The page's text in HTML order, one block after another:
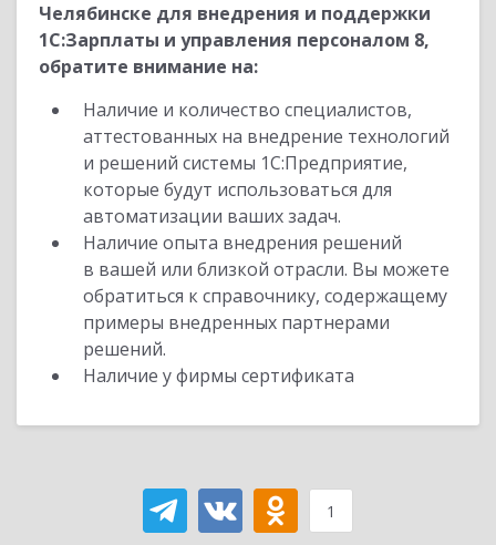
Челябинске для внедрения и поддержки
1С:Зарплаты и управления персоналом 8,
обратите внимание на:
Наличие и количество специалистов,
аттестованных на внедрение технологий
и решений системы 1С:Предприятие,
которые будут использоваться для
автоматизации ваших задач.
Наличие опыта внедрения решений
в вашей или близкой отрасли. Вы можете
обратиться к справочнику, содержащему
примеры внедренных партнерами
решений.
Наличие у фирмы сертификата
1